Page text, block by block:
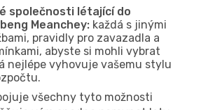
společnosti létající do
Meanchey: každá s jinými
pravidly pro zavazadla a
abyste si mohli vybrat
nejlépe vyhovuje vašemu stylu
všechny tyto možnosti